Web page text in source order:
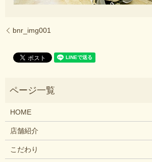
bnr_img001
HOME
店舗紹介
こだわり